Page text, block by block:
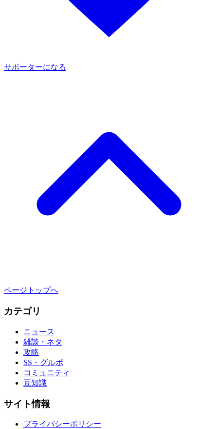
サポーターになる
ページトップへ
カテゴリ
ニュース
雑談・ネタ
攻略
SS・グルポ
コミュニティ
豆知識
サイト情報
プライバシーポリシー